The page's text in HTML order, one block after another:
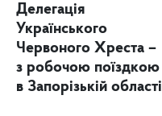
Делегація
Українського
Червоного Хреста –
з робочою поїздкою
в Запорізькій області